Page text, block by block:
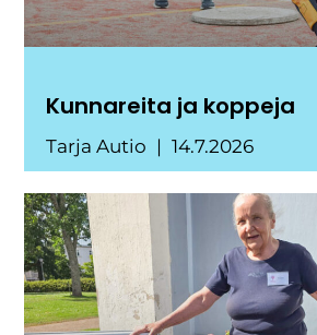
Kunnareita ja koppeja
Tarja Autio 14.7.2026